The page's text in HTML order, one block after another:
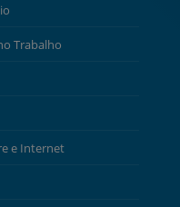
Trabalho
e Internet